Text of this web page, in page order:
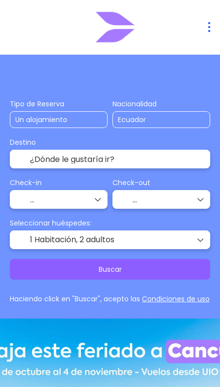
Tipo de Reserva Nacionalidad
Destino
Check-in Check-out
Seleccionar huéspedes:
1 Habitación,2 adultos
Buscar
Haciendo click en "Buscar", acepto las Condiciones de uso